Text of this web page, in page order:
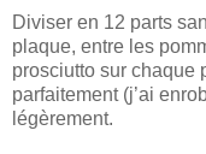
Diviser en 12 parts
plaque, entre les
prosciutto sur chaque
parfaitement (j’ai
légèrement.